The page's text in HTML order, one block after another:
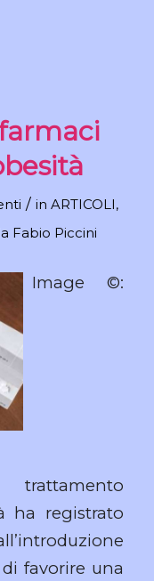
/ in ARTICOLI,
Fabio Piccini
Image ©:
ha registrato
favorire una